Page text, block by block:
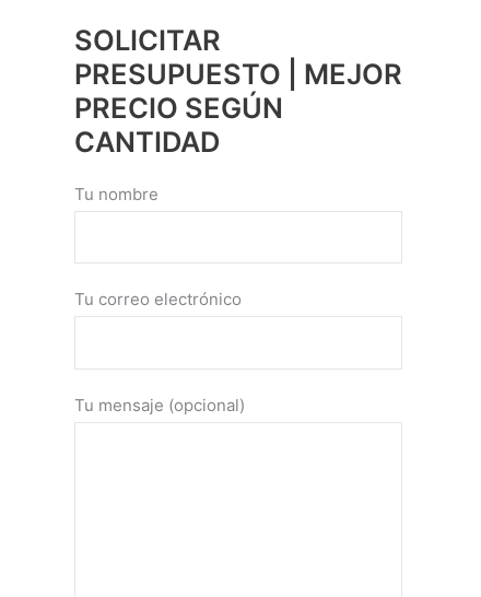
SOLICITAR
PRESUPUESTO | MEJOR
PRECIO SEGÚN
CANTIDAD
Tu nombre
Tu correo electrónico
Tu mensaje (opcional)